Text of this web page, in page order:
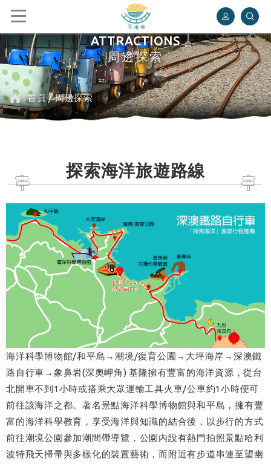
深澳鐵道自行車
ATTRACTIONS
周邊探索
首頁/周邊探索
探索海洋旅遊路線
海洋科學博物館/和平島→潮境/復育公園→大坪海岸→深澳鐵
路自行車→象鼻岩(深奧岬角) 基隆擁有豐富的海洋資源，從台
北開車不到1小時或搭乘大眾運輸工具火車/公車約1小時便可
前往該海洋之都。著名景點海洋科學博物館與和平島，擁有豐
富的海洋科學教育，享受海洋與知識的結合後，以步行的方式
前往潮境公園參加潮間帶導覽，公園內設有熱門拍照景點哈利
波特飛天掃帚與多樣化的裝置藝術，而附近有步道串連至望幽